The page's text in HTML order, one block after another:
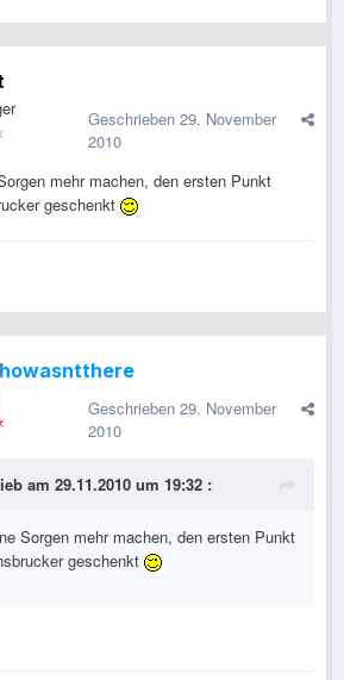
Geschrieben 29. November
2010
mehr machen, den ersten Punkt
geschenkt
Geschrieben 29. November
2010
am 29.11.2010 um 19:32 :
Sorgen mehr machen, den ersten Punkt
geschenkt